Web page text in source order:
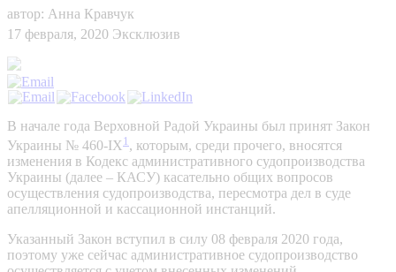
автор: Анна Кравчук
17 февраля, 2020 Эксклюзив
В начале года Верховной Радой Украины был принят Закон
Украины № 460-IX 1 , которым, среди прочего, вносятся
изменения в Кодекс административного судопроизводства
Украины (далее – КАСУ) касательно общих вопросов
осуществления судопроизводства, пересмотра дел в суде
апелляционной и кассационной инстанций.
Указанный Закон вступил в силу 08 февраля 2020 года,
поэтому уже сейчас административное судопроизводство